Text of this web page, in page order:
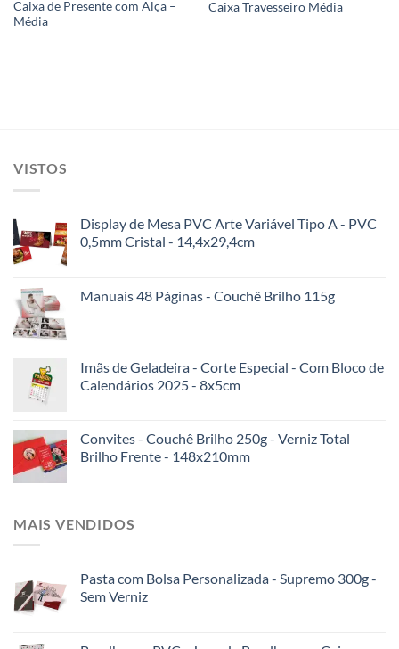
Caixa de Presente com Alça –
Média
Caixa Travesseiro Média
VISTOS
Display de Mesa PVC Arte Variável Tipo A - PVC
0,5mm Cristal - 14,4x29,4cm
Manuais 48 Páginas - Couchê Brilho 115g
Imãs de Geladeira - Corte Especial - Com Bloco de
Calendários 2025 - 8x5cm
Convites - Couchê Brilho 250g - Verniz Total
Brilho Frente - 148x210mm
MAIS VENDIDOS
Pasta com Bolsa Personalizada - Supremo 300g -
Sem Verniz